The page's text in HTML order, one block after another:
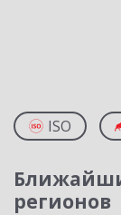
ISO
регионов